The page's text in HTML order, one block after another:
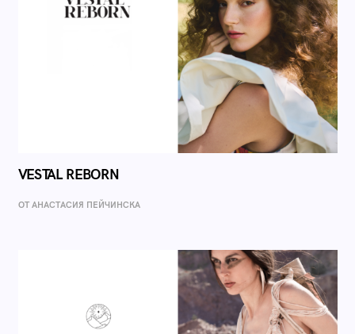
VESTAL REBORN
ОТ AНАСТАСИЯ ПЕЙЧИНСКА